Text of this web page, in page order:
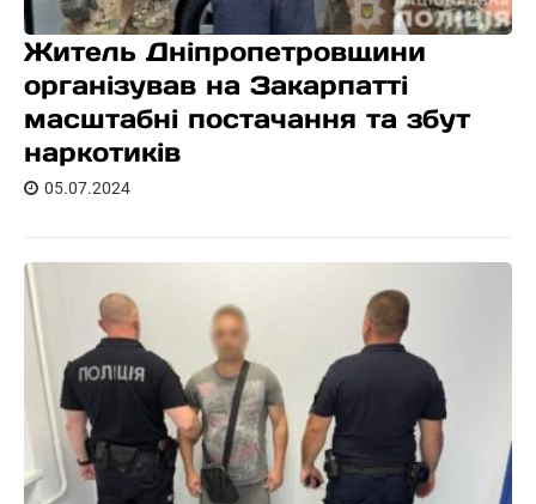
Житель Дніпропетровщини
організував на Закарпатті
масштабні постачання та збут
наркотиків
05.07.2024